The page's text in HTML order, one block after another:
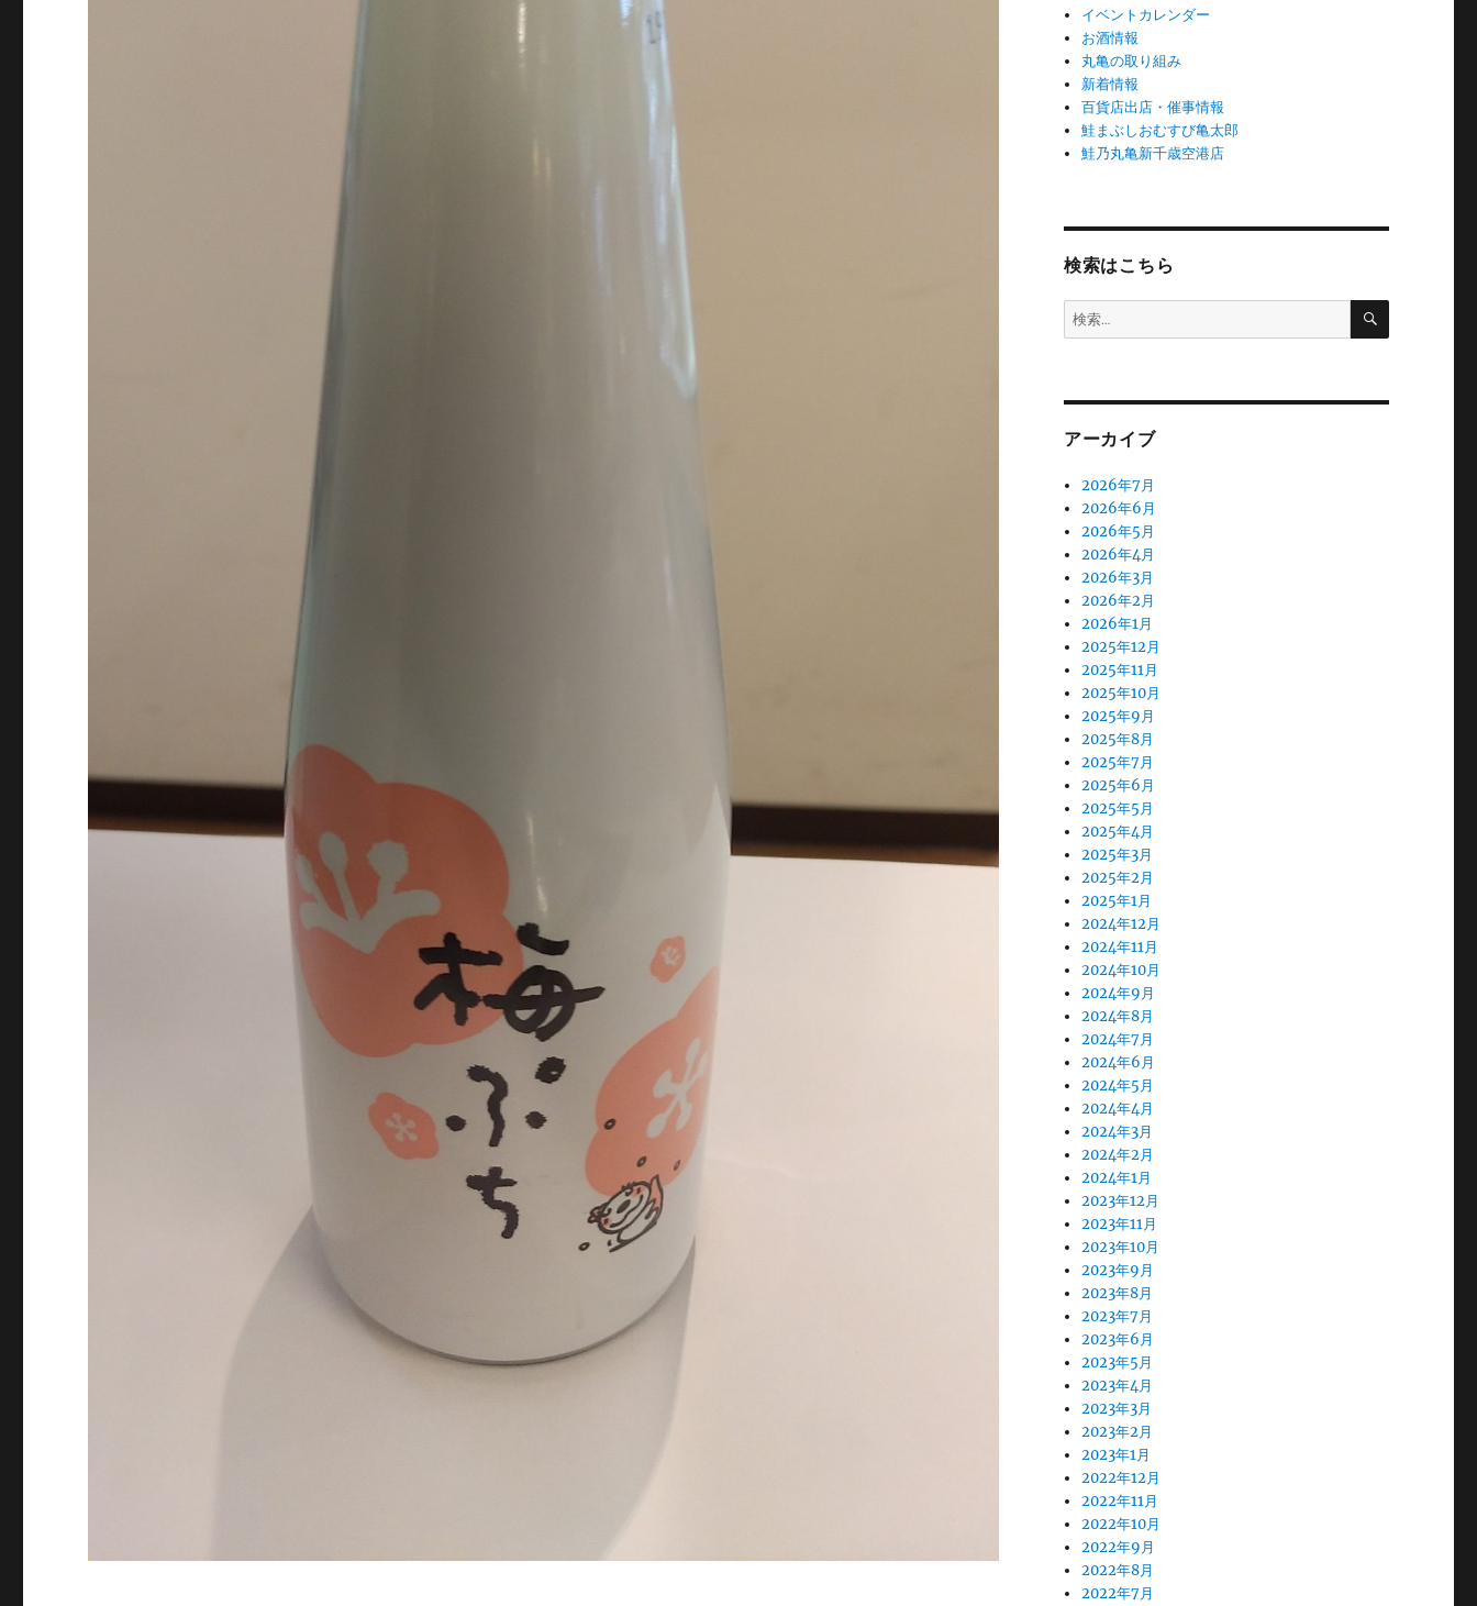
イベントカレンダー
お酒情報
丸亀の取り組み
新着情報
百貨店出店・催事情報
鮭まぶしおむすび亀太郎
鮭乃丸亀新千歳空港店
検索はこちら
検
索:
検
アーカイブ
2026年7月
2026年6月
2026年5月
2026年4月
2026年3月
2026年2月
2026年1月
2025年12月
2025年11月
2025年10月
2025年9月
2025年8月
2025年7月
2025年6月
2025年5月
2025年4月
2025年3月
2025年2月
2025年1月
2024年12月
2024年11月
2024年10月
2024年9月
2024年8月
2024年7月
2024年6月
2024年5月
2024年4月
2024年3月
2024年2月
2024年1月
2023年12月
2023年11月
2023年10月
2023年9月
2023年8月
2023年7月
2023年6月
2023年5月
2023年4月
2023年3月
2023年2月
2023年1月
2022年12月
2022年11月
2022年10月
2022年9月
2022年8月
2022年7月